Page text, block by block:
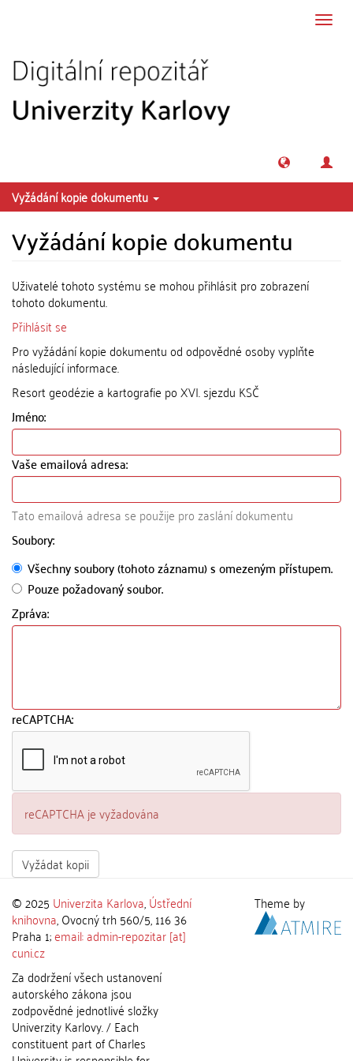
Vyžádání kopie dokumentu
Vyžádání kopie dokumentu
Uživatelé tohoto systému se mohou přihlásit pro zobrazení
tohoto dokumentu.
Přihlásit se
Pro vyžádání kopie dokumentu od odpovědné osoby vyplňte
následující informace.
Resort geodézie a kartografie po XVI. sjezdu KSČ
Jméno:
Vaše emailová adresa:
Tato emailová adresa se použije pro zaslání dokumentu
Soubory:
Všechny soubory (tohoto záznamu) s omezeným přístupem.
Pouze požadovaný soubor.
Zpráva:
reCAPTCHA:
reCAPTCHA je vyžadována
Vyžádat kopii
© 2025 Univerzita Karlova,Ústřední
knihovna, Ovocný trh 560/5, 116 36
Praha 1;email: admin-repozitar [at]
cuni.cz
Za dodržení všech ustanovení
autorského zákona jsou
zodpovědné jednotlivé složky
Univerzity Karlovy. / Each
constituent part of Charles
Theme by